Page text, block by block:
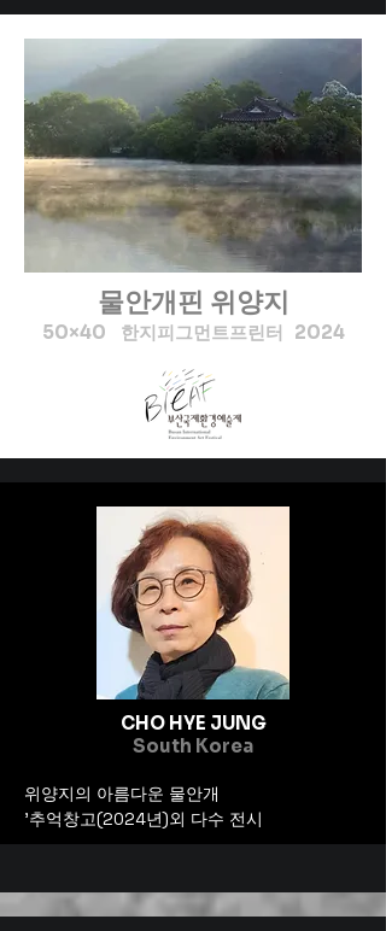
그룹전100여회 참가
물안개핀 위양지
50×40 한지피그먼트프린터 2024
CHO HYE JUNG
South Korea
위양지의 아름다운 물안개
'추억창고(2024년)외 다수 전시